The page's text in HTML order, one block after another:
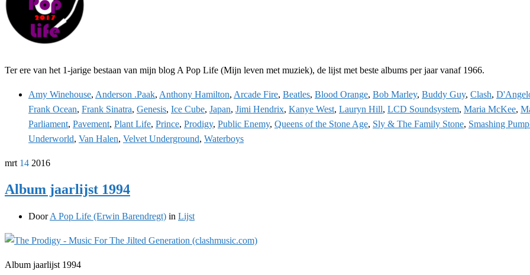
Ter ere van het 1-jarige bestaan van mijn blog A Pop Life (Mijn leven met muziek), de lijst met beste albums per jaar vanaf 1966.
Amy Winehouse, Anderson .Paak, Anthony Hamilton, Arcade Fire, Beatles, Blood Orange, Bob Marley, Buddy Guy, Clash,
Frank Ocean, Frank Sinatra, Genesis, Ice Cube, Japan, Jimi Hendrix, Kanye West, Lauryn Hill, LCD Soundsystem, Maria McKee,
Parliament, Pavement, Plant Life, Prince, Prodigy, Public Enemy, Queens of the Stone Age, Sly & The Family Stone, Smashing
Underworld, Van Halen, Velvet Underground, Waterboys
mrt 14 2016
Album jaarlijst 1994
DoorA Pop Life (Erwin Barendregt) in Lijst
Album jaarlijst 1994